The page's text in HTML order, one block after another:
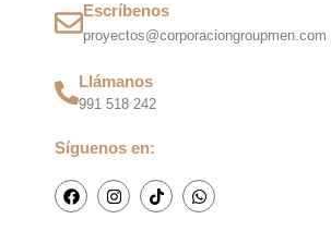
Escríbenos
proyectos@corporaciongroupmen.com
Llámanos
991 518 242
Síguenos en:
F
a
c
I
n
s
T
i
k
W
h
a